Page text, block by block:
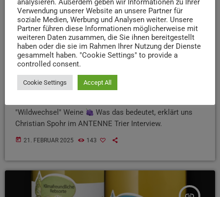
WEIN DER WOCHE
Jetzt wird’s wild – mit den „Wildwechsel“ Weinen
vom Weingut Spohr
Das Familienweingut Spohr in Rheinhessen stellt seit
"Wildwechsel" Weine
Was das bedeutet, erklärt uns
Christian Spohr im ANTENNE Trier Interview.
today 21. FEBRUAR 2025 143
analysieren. Außerdem geben wir Informationen zu Ihrer
Verwendung unserer Website an unsere Partner für
soziale Medien, Werbung und Analysen weiter. Unsere
Partner führen diese Informationen möglicherweise mit
weiteren Daten zusammen, die Sie ihnen bereitgestellt
haben oder die sie im Rahmen Ihrer Nutzung der Dienste
gesammelt haben. "Cookie Settings" to provide a
controlled consent.
Cookie Settings Accept All